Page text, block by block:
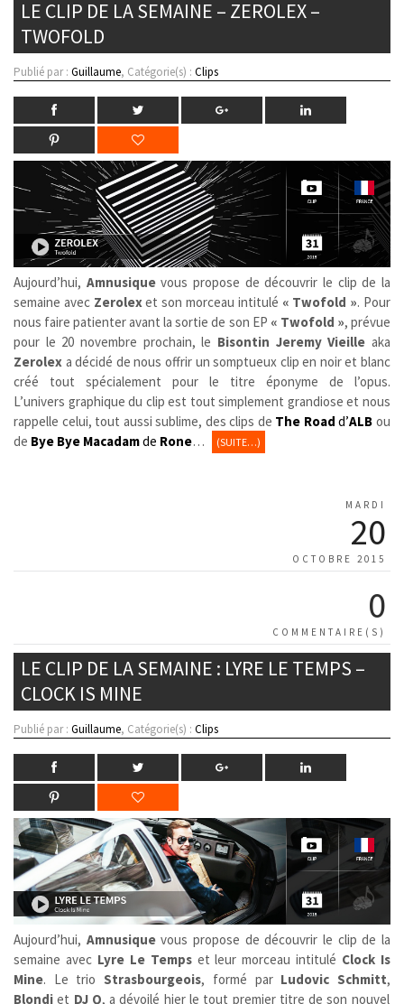
LE CLIP DE LA SEMAINE – ZEROLEX –
TWOFOLD
Publié par : Guillaume, Catégorie(s) : Clips
Aujourd’hui, Amnusiquevous propose de découvrir le clip de la
semaine avec Zerolexet son morceau intitulé « Twofold ». Pour
nous faire patienter avant la sortie de son EP « Twofold », prévue
pour le 20 novembre prochain, le Bisontin Jeremy Vieille aka
Zerolex a décidé de nous offrir un somptueux clip en noir et blanc
créé tout spécialement pour le titre éponyme de l’opus.
L’univers graphique du clip est tout simplement grandiose et nous
rappelle celui, tout aussi sublime, des clips de The Roadd’ALB ou
de Bye Bye Macadamde Rone… (SUITE…)
MARDI
20
OCTOBRE 2015
0
COMMENTAIRE(S)
LE CLIP DE LA SEMAINE : LYRE LE TEMPS –
CLOCK IS MINE
Publié par : Guillaume, Catégorie(s) : Clips
Aujourd’hui, Amnusiquevous propose de découvrir le clip de la
semaine avec Lyre Le Tempset leur morceau intitulé Clock Is
Mine. Le trioStrasbourgeois, formé par Ludovic Schmitt,
Blondiet DJ Q, a dévoilé hier le tout premier titre de son nouvel